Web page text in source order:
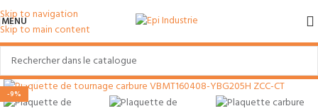
Skip to navigation
Skip to main content
MENU
-9%